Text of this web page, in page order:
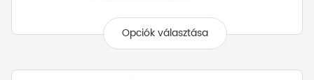
-
355 Ft
Opciók választása
terméknek
variációja